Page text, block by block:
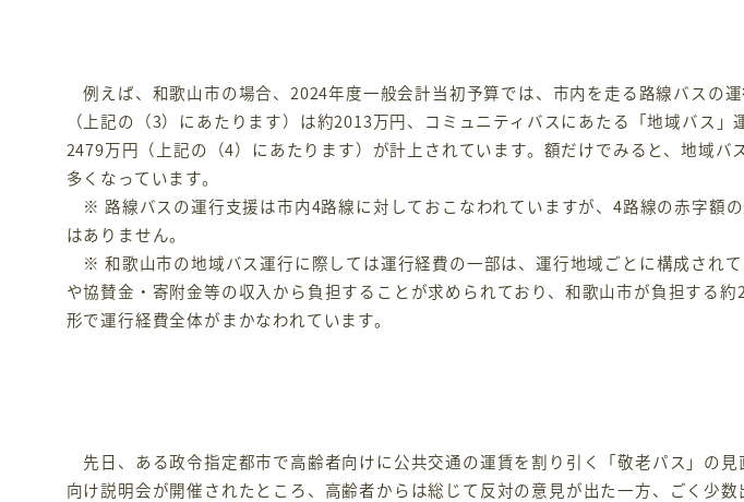
例えば、和歌山市の場合、2024年度一般会計当初予算では、市内を走る路線バスの
（上記の（3）にあたります）は約2013万円、コミュニティバスにあたる「地域バス」
2479万円（上記の（4）にあたります）が計上されています。額だけでみると、地域バ
多くなっています。
※ 路線バスの運行支援は市内4路線に対しておこなわれていますが、4路線の赤字額
はありません。
※ 和歌山市の地域バス運行に際しては運行経費の一部は、運行地域ごとに構成され
や協賛金・寄附金等の収入から負担することが求められており、和歌山市が負担する約
形で運行経費全体がまかなわれています。
先日、ある政令指定都市で高齢者向けに公共交通の運賃を割り引く「敬老パス」の見
向け説明会が開催されたところ、高齢者からは総じて反対の意見が出た一方、ごく少